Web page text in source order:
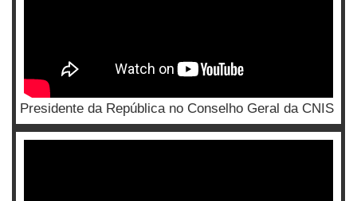
Presidente da República no Conselho Geral da CNIS